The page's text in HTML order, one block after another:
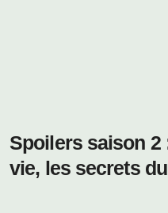
Spoilers saison 2
vie, les secrets